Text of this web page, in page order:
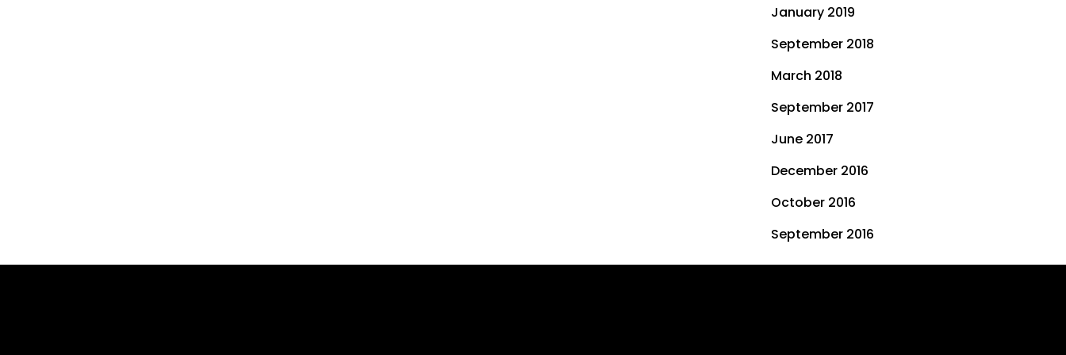
January 2019
September 2018
March 2018
September 2017
June 2017
December 2016
October 2016
September 2016